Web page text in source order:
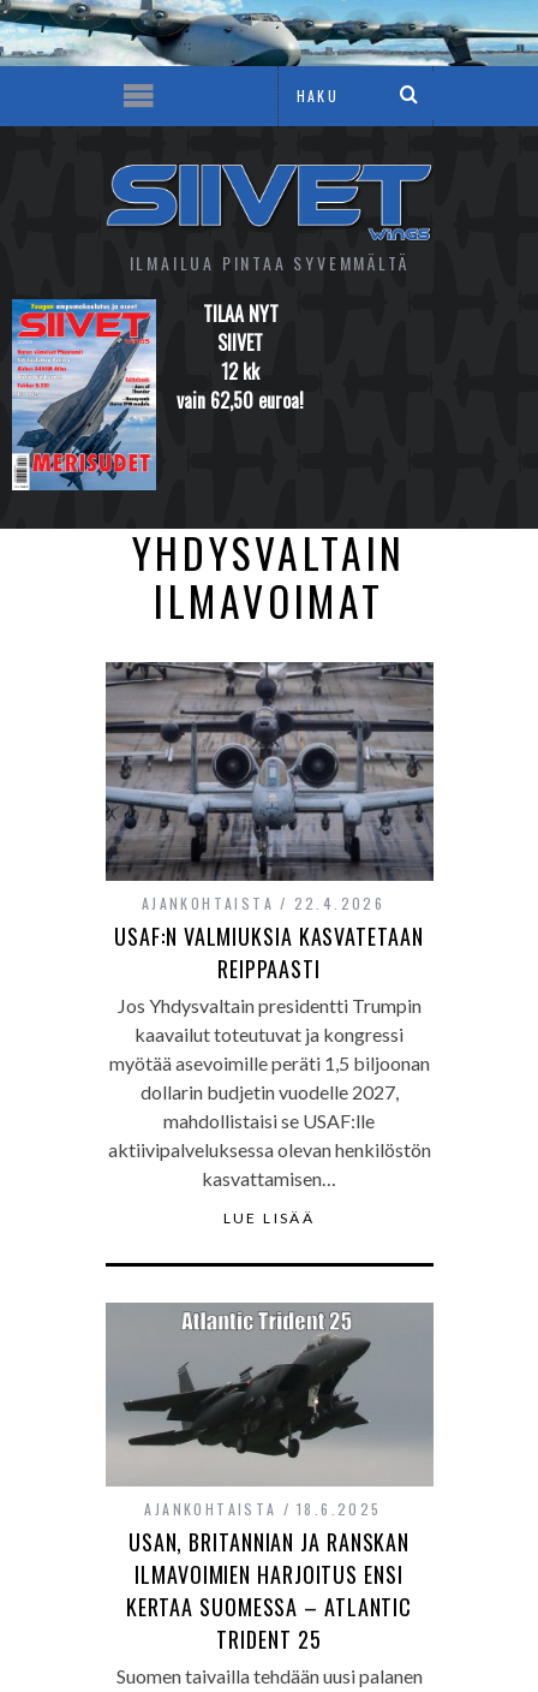
ILMAILUA PINTAA SYVEMMÄLTÄ
TILAA NYT
SIIVET
12 kk
vain 62,50 euroa!
YHDYSVALTAIN
ILMAVOIMAT
AJANKOHTAISTA 22.4.2026
USAF:N VALMIUKSIA KASVATETAAN
REIPPAASTI
Jos Yhdysvaltain presidentti Trumpin
kaavailut toteutuvat ja kongressi
myötää asevoimille peräti 1,5 biljoonan
dollarin budjetin vuodelle 2027,
mahdollistaisi se USAF:lle
aktiivipalveluksessa olevan henkilöstön
kasvattamisen…
LUE LISÄÄ
AJANKOHTAISTA 18.6.2025
USAN, BRITANNIAN JA RANSKAN
ILMAVOIMIEN HARJOITUS ENSI
KERTAA SUOMESSA – ATLANTIC
TRIDENT 25
Suomen taivailla tehdään uusi palanen